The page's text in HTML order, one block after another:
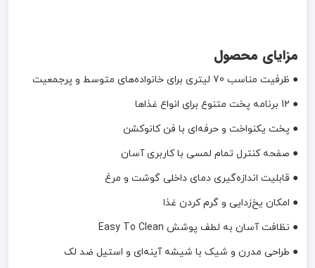
مزایای محصول
● ظرفیت مناسب 70 لیتری برای خانواده‌های متوسط و پرجمعیت
● 12 برنامه پخت متنوع برای انواع غذاها
● پخت یکنواخت و حرفه‌ای با فن کانوکشن
● صفحه کنترل تمام لمسی با کاربری آسان
● قابلیت اندازه‌گیری دمای داخلی گوشت و مرغ
● امکان یخ‌زدایی و گرم کردن غذا
● نظافت آسان به لطف پوشش Easy To Clean
● طراحی مدرن و شیک با شیشه آینه‌ای و استیل ضد لک